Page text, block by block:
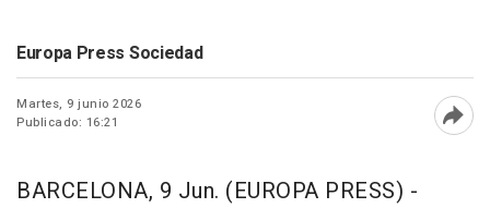
Europa Press Sociedad
Martes, 9 junio 2026
Publicado: 16:21
BARCELONA, 9 Jun. (EUROPA PRESS) -